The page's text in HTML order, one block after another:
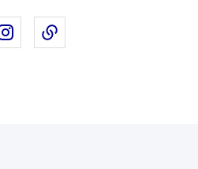
X sur Linkedin
Partager sur Instagram